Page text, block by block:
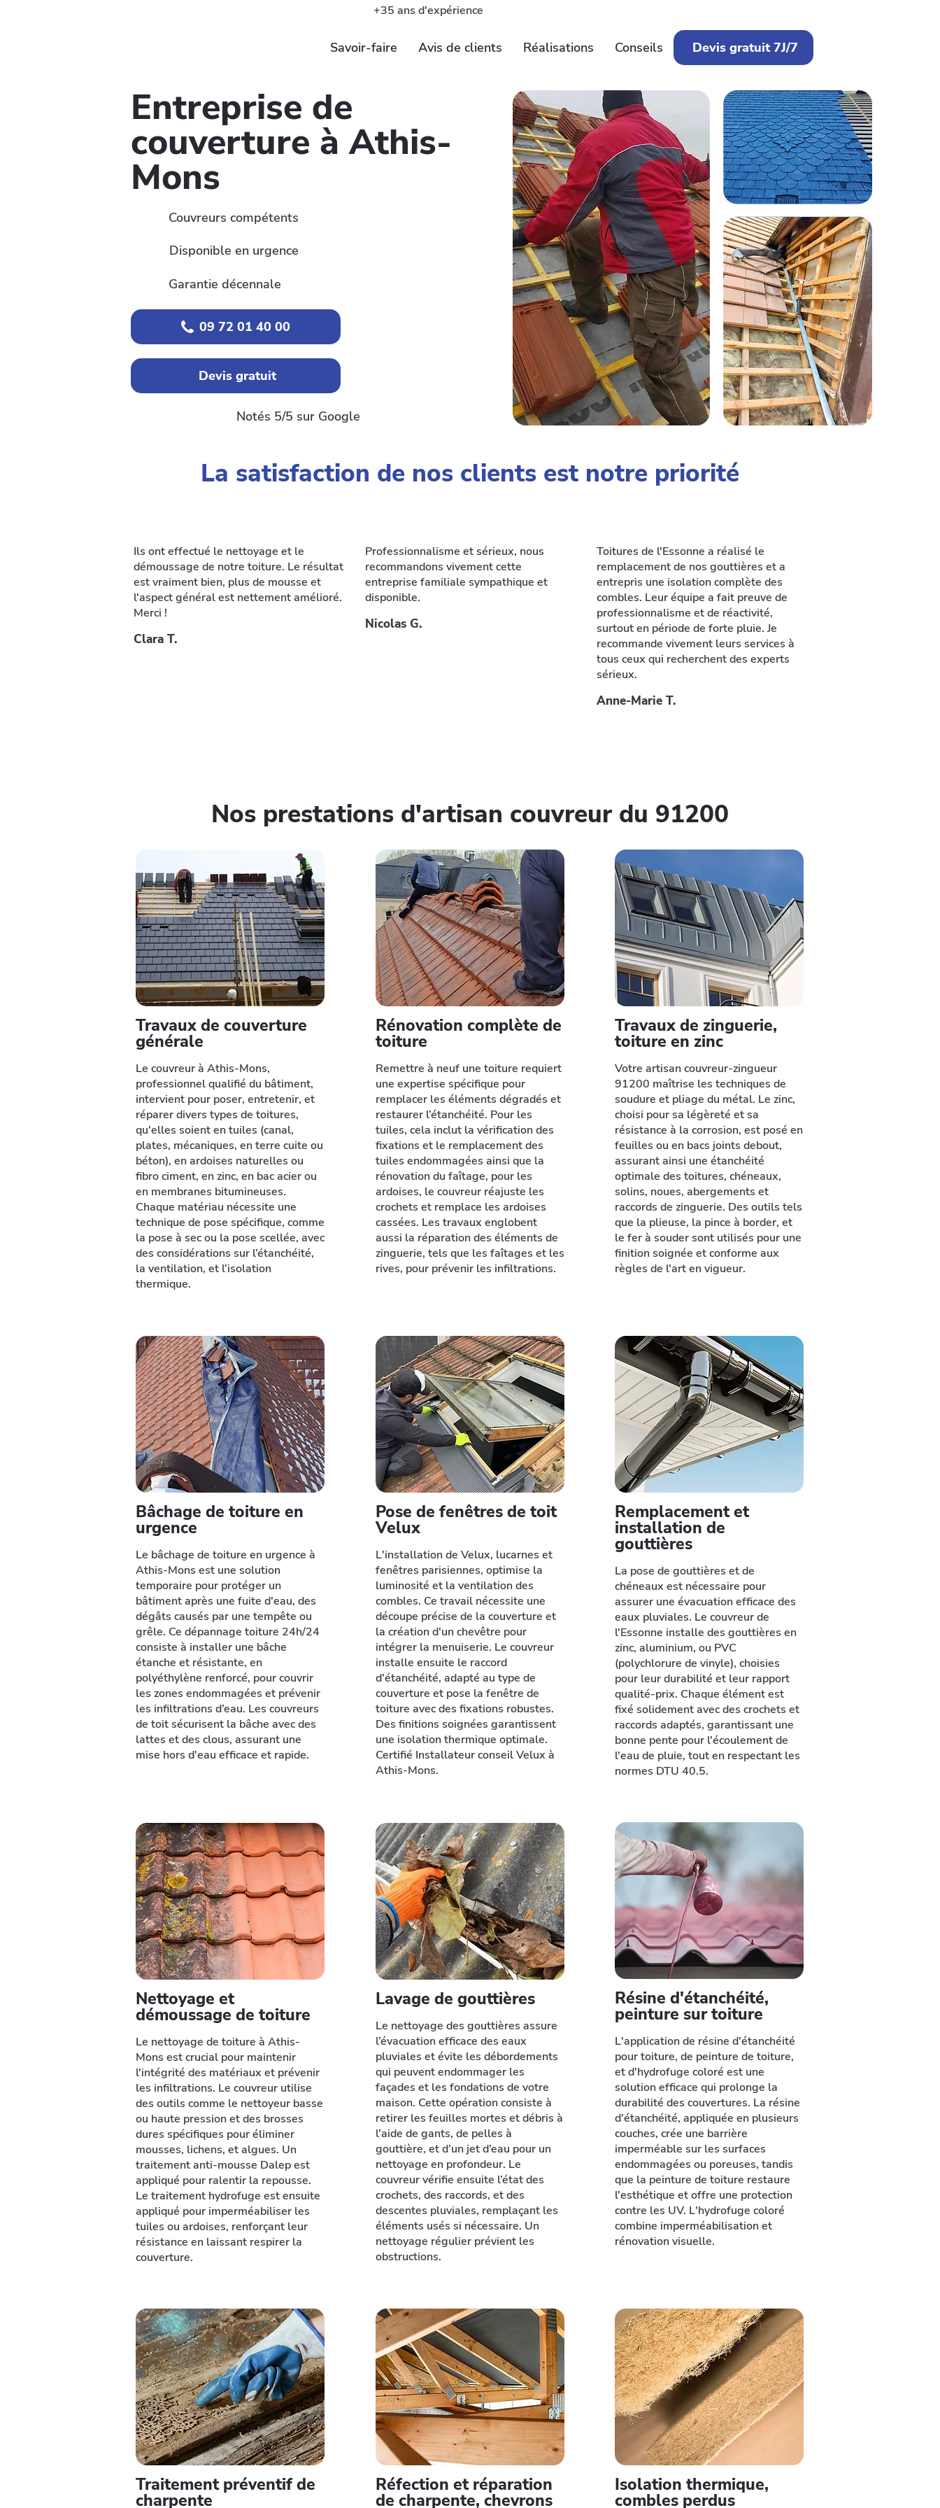
+35 ans d'expérience
Savoir-faire Avis de clients Réalisations Conseils Devis gratuit 7J/7
Entreprise de
couverture à Athis-
Mons
Couvreurs compétents
Disponible en urgence
Garantie décennale
09 72 01 40 00
Devis gratuit
Notés 5/5 sur Google
La satisfaction de nos clients est notre priorité
Ils ont effectué le nettoyage et le
démoussage de notre toiture. Le résultat
est vraiment bien, plus de mousse et
l'aspect général est nettement amélioré.
Merci !
Clara T.
Professionnalisme et sérieux, nous
recommandons vivement cette
entreprise familiale sympathique et
disponible.
Nicolas G.
Toitures de l'Essonne a réalisé le
remplacement de nos gouttières et a
entrepris une isolation complète des
combles. Leur équipe a fait preuve de
professionnalisme et de réactivité,
surtout en période de forte pluie. Je
recommande vivement leurs services à
tous ceux qui recherchent des experts
sérieux.
Anne-Marie T.
Nos prestations d'artisan couvreur du 91200
Travaux de couverture
générale
Le couvreur à Athis-Mons,
professionnel qualifié du bâtiment,
intervient pour poser, entretenir, et
réparer divers types de toitures,
qu'elles soient en tuiles (canal,
plates, mécaniques, en terre cuite ou
béton), en ardoises naturelles ou
fibro ciment, en zinc, en bac acier ou
en membranes bitumineuses.
Chaque matériau nécessite une
technique de pose spécifique, comme
la pose à sec ou la pose scellée, avec
des considérations sur l’étanchéité,
la ventilation, et l’isolation
thermique.
Rénovation complète de
toiture
Remettre à neuf une toiture requiert
une expertise spécifique pour
remplacer les éléments dégradés et
restaurer l’étanchéité. Pour les
tuiles, cela inclut la vérification des
fixations et le remplacement des
tuiles endommagées ainsi que la
rénovation du faîtage, pour les
ardoises, le couvreur réajuste les
crochets et remplace les ardoises
cassées. Les travaux englobent
aussi la réparation des éléments de
zinguerie, tels que les faîtages et les
rives, pour prévenir les infiltrations.
Travaux de zinguerie,
toiture en zinc
Votre artisan couvreur-zingueur
91200 maîtrise les techniques de
soudure et pliage du métal. Le zinc,
choisi pour sa légèreté et sa
résistance à la corrosion, est posé en
feuilles ou en bacs joints debout,
assurant ainsi une étanchéité
optimale des toitures, chéneaux,
solins, noues, abergements et
raccords de zinguerie. Des outils tels
que la plieuse, la pince à border, et
le fer à souder sont utilisés pour une
finition soignée et conforme aux
règles de l'art en vigueur.
Bâchage de toiture en
urgence
Le bâchage de toiture en urgence à
Athis-Mons est une solution
temporaire pour protéger un
bâtiment après une fuite d'eau, des
dégâts causés par une tempête ou
grêle. Ce dépannage toiture 24h/24
consiste à installer une bâche
étanche et résistante, en
polyéthylène renforcé, pour couvrir
les zones endommagées et prévenir
les infiltrations d’eau. Les couvreurs
de toit sécurisent la bâche avec des
lattes et des clous, assurant une
mise hors d'eau efficace et rapide.
Pose de fenêtres de toit
Velux
L'installation de Velux, lucarnes et
fenêtres parisiennes, optimise la
luminosité et la ventilation des
combles. Ce travail nécessite une
découpe précise de la couverture et
la création d'un chevêtre pour
intégrer la menuiserie. Le couvreur
installe ensuite le raccord
d'étanchéité, adapté au type de
couverture et pose la fenêtre de
toiture avec des fixations robustes.
Des finitions soignées garantissent
une isolation thermique optimale.
Certifié Installateur conseil Velux à
Athis-Mons.
Remplacement et
installation de
gouttières
La pose de gouttières et de
chéneaux est nécessaire pour
assurer une évacuation efficace des
eaux pluviales. Le couvreur de
l'Essonne installe des gouttières en
zinc, aluminium, ou PVC
(polychlorure de vinyle), choisies
pour leur durabilité et leur rapport
qualité-prix. Chaque élément est
fixé solidement avec des crochets et
raccords adaptés, garantissant une
bonne pente pour l'écoulement de
l'eau de pluie, tout en respectant les
normes DTU 40.5.
Nettoyage et
démoussage de toiture
Le nettoyage de toiture à Athis-
Mons est crucial pour maintenir
l'intégrité des matériaux et prévenir
les infiltrations. Le couvreur utilise
des outils comme le nettoyeur basse
ou haute pression et des brosses
dures spécifiques pour éliminer
mousses, lichens, et algues. Un
traitement anti-mousse Dalep est
appliqué pour ralentir la repousse.
Le traitement hydrofuge est ensuite
appliqué pour imperméabiliser les
tuiles ou ardoises, renforçant leur
résistance en laissant respirer la
couverture.
Lavage de gouttières
Le nettoyage des gouttières assure
l’évacuation efficace des eaux
pluviales et évite les débordements
qui peuvent endommager les
façades et les fondations de votre
maison. Cette opération consiste à
retirer les feuilles mortes et débris à
l’aide de gants, de pelles à
gouttière, et d’un jet d’eau pour un
nettoyage en profondeur. Le
couvreur vérifie ensuite l’état des
crochets, des raccords, et des
descentes pluviales, remplaçant les
éléments usés si nécessaire. Un
nettoyage régulier prévient les
obstructions.
Résine d'étanchéité,
peinture sur toiture
L'application de résine d'étanchéité
pour toiture, de peinture de toiture,
et d'hydrofuge coloré est une
solution efficace qui prolonge la
durabilité des couvertures. La résine
d'étanchéité, appliquée en plusieurs
couches, crée une barrière
imperméable sur les surfaces
endommagées ou poreuses, tandis
que la peinture de toiture restaure
l'esthétique et offre une protection
contre les UV. L'hydrofuge coloré
combine imperméabilisation et
rénovation visuelle.
Traitement préventif de
charpente
Réfection et réparation
de charpente, chevrons
Isolation thermique,
combles perdus